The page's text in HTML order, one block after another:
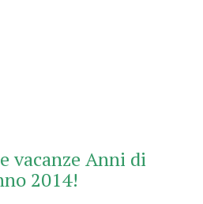
vacanze Anni di
2014!